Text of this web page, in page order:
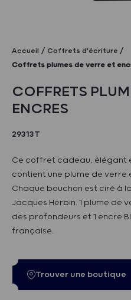
Accueil
Coffrets d'écriture
Coffrets plumes de verre et
COFFRETS
ENCRES
29313T
Ce coffret cadeau, élégant
contient une plume de verre
Chaque bouchon est ciré à
Jacques Herbin. 1 plume de
des profondeurs et 1 encre
française.
Trouver une boutique